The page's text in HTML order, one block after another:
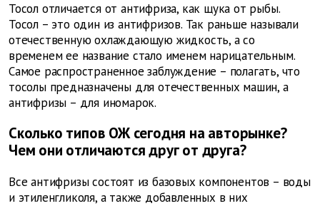
Тосол отличается от антифриза, как щука от рыбы.
Тосол – это один из антифризов. Так раньше называли
отечественную охлаждающую жидкость, а со
временем ее название стало именем нарицательным.
Самое распространенное заблуждение – полагать, что
тосолы предназначены для отечественных машин, а
антифризы – для иномарок.
Сколько типов ОЖ сегодня на авторынке?
Чем они отличаются друг от друга?
Все антифризы состоят из базовых компонентов – воды
и этиленгликоля, а также добавленных в них